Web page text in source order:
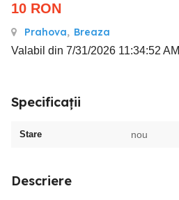
10 RON
Prahova, Breaza
Valabil din 7/31/2026 11:34:52 AM
Specificații
Stare nou
Descriere